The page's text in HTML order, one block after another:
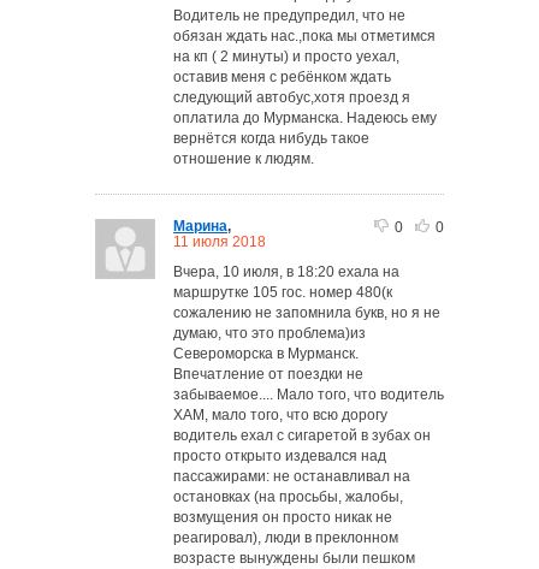
Водитель не предупредил, что не
обязан ждать нас.,пока мы отметимся
на кп ( 2 минуты) и просто уехал,
оставив меня с ребёнком ждать
следующий автобус,хотя проезд я
оплатила до Мурманска. Надеюсь ему
вернётся когда нибудь такое
отношение к людям.
0 0
Maрина,
11 июля 2018
Вчера, 10 июля, в 18:20 ехала на
маршрутке 105 гос. номер 480(к
сожалению не запомнила букв, но я не
думаю, что это проблема)из
Североморска в Мурманск.
Впечатление от поездки не
забываемое.... Мало того, что водитель
ХАМ, мало того, что всю дорогу
водитель ехал с сигаретой в зубах он
просто открыто издевался над
пассажирами: не останавливал на
остановках (на просьбы, жалобы,
возмущения он просто никак не
реагировал), люди в преклонном
возрасте вынуждены были пешком